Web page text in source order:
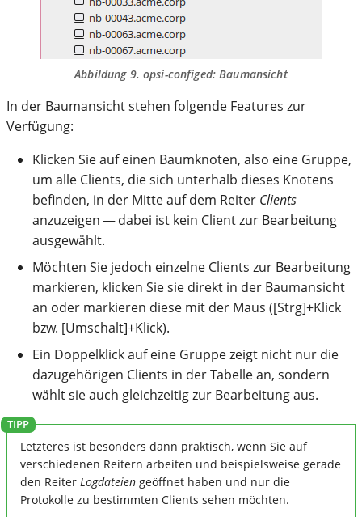
Abbildung 9.opsi-configed: Baumansicht
In der Baumansicht stehen folgende Features zur
Verfügung:
Klicken Sie auf einen Baumknoten, also eine Gruppe,
um alle Clients, die sich unterhalb dieses Knotens
befinden, in der Mitte auf dem Reiter Clients
anzuzeigen — dabei ist kein Client zur Bearbeitung
ausgewählt.
Möchten Sie jedoch einzelne Clients zur Bearbeitung
markieren, klicken Sie sie direkt in der Baumansicht
an oder markieren diese mit der Maus ([Strg]+Klick
bzw. [Umschalt]+Klick).
Ein Doppelklick auf eine Gruppe zeigt nicht nur die
dazugehörigen Clients in der Tabelle an, sondern
wählt sie auch gleichzeitig zur Bearbeitung aus.
Letzteres ist besonders dann praktisch, wenn Sie auf
verschiedenen Reitern arbeiten und beispielsweise gerade
den Reiter Logdateien geöffnet haben und nur die
Protokolle zu bestimmten Clients sehen möchten.